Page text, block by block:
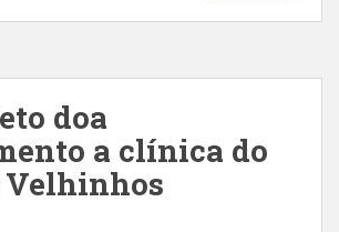
doa
a clínica do
Velhinhos